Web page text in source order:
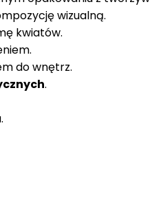
wizualną.
kwiatów.
do wnętrz.
.